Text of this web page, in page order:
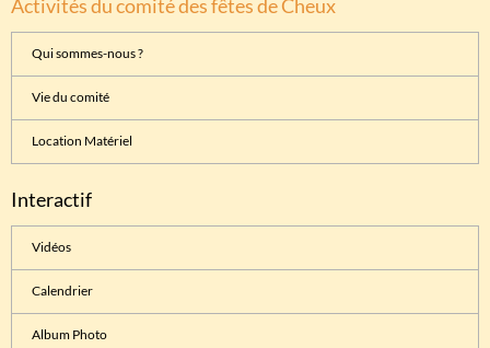
Activités du comité des fêtes de Cheux
Qui sommes-nous ?
Vie du comité
Location Matériel
Interactif
Vidéos
Calendrier
Album Photo